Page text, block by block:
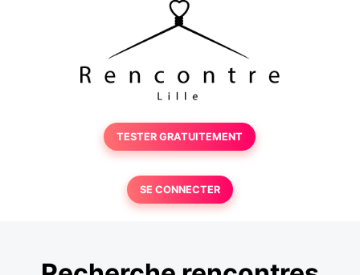
TESTER GRATUITEMENT
SE CONNECTER